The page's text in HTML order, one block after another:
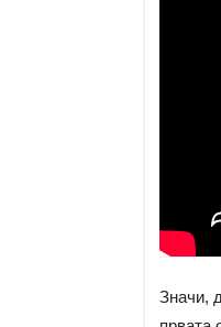
Значи,